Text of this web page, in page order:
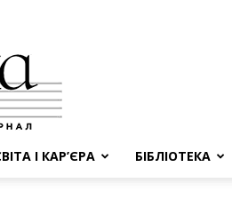
І КАР’ЄРА БІБЛІОТЕКА